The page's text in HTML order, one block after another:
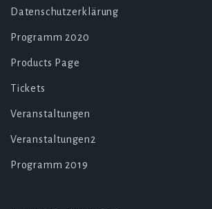
Datenschutzerklärung
Programm 2020
Products Page
Tickets
Veranstaltungen
Veranstaltungen2
Programm 2019